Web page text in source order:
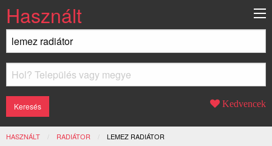
Használt
Kedvencek
HASZNÁLT RADIÁTOR JELENLEGI:
LEMEZ RADIÁTOR